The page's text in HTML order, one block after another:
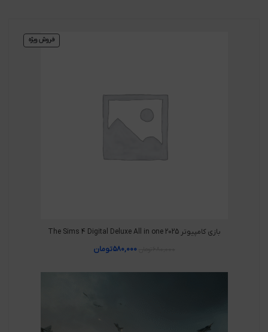
فروش ویژه
بازی کامپیوتر The Sims 4 Digital Deluxe All in one 2025
۵۸۰,۰۰۰تومان